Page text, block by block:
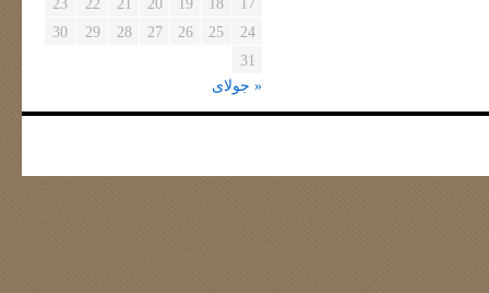
24
25
26
27
28
29
30
31
« جولای